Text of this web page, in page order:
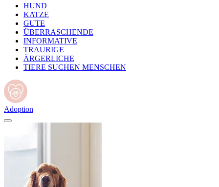
HUND
KATZE
GUTE
ÜBERRASCHENDE
INFORMATIVE
TRAURIGE
ÄRGERLICHE
TIERE SUCHEN MENSCHEN
Adoption